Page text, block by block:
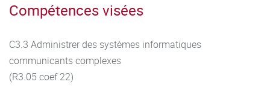
Compétences visées
C3.3 Administrer des systèmes informatiques
communicants complexes
(R3.05 coef 22)